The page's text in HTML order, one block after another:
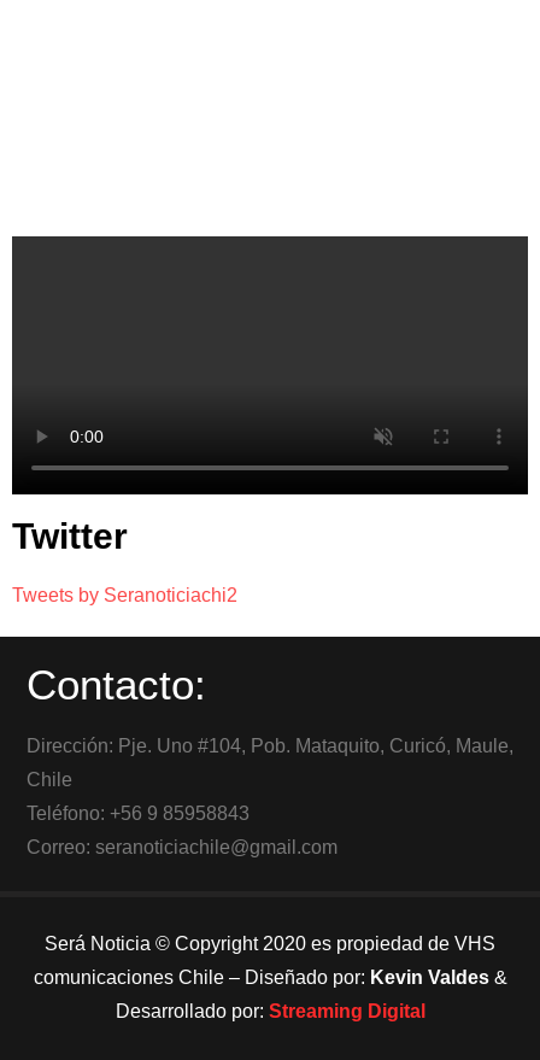
Twitter
Tweets by Seranoticiachi2
Contacto:
Dirección: Pje. Uno #104, Pob. Mataquito, Curicó, Maule,
Chile
Teléfono: +56 9 85958843
Correo: seranoticiachile@gmail.com
Será Noticia © Copyright 2020 es propiedad de VHS
comunicaciones Chile – Diseñado por: Kevin Valdes&
Desarrollado por: Streaming Digital